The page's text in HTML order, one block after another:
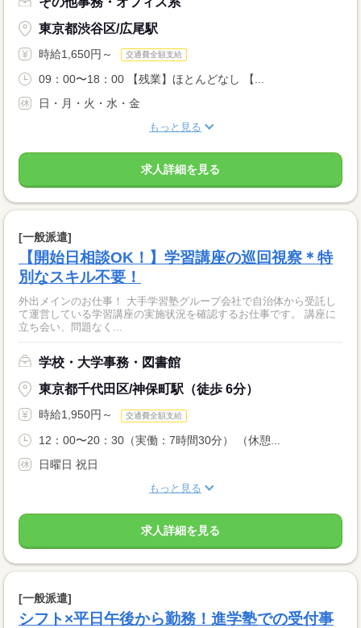
東京都渋谷区/広尾駅
時給1,650円～ 交通費全額支給
09：00〜18：00 【残業】ほとんどなし 【...
日・月・火・水・金
もっと見る
求人詳細を見る
[一般派遣]
【開始日相談OK！】学習講座の巡回視察＊特
別なスキル不要！
外出メインのお仕事！ 大手学習塾グループ会社で自治体から受託し
て運営している学習講座の実施状況を確認するお仕事です。 講座に
立ち会い、問題なく...
学校・大学事務・図書館
東京都千代田区/神保町駅（徒歩 6分）
時給1,950円～ 交通費全額支給
12：00〜20：30（実働：7時間30分） （休憩...
日曜日 祝日
もっと見る
求人詳細を見る
[一般派遣]
シフト×平日午後から勤務！進学塾での受付事